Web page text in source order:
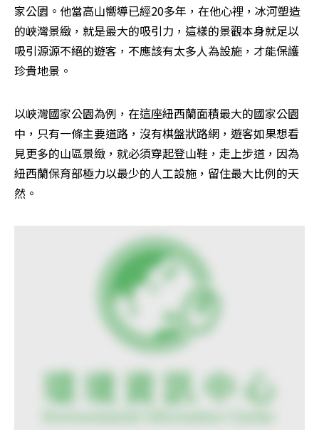
家公園。他當高山嚮導已經20多年，在他心裡，冰河塑造
的峽灣景緻，就是最大的吸引力，這樣的景觀本身就足以
吸引源源不絕的遊客，不應該有太多人為設施，才能保護
珍貴地景。
以峽灣國家公園為例，在這座紐西蘭面積最大的國家公園
中，只有一條主要道路，沒有棋盤狀路網，遊客如果想看
見更多的山區景緻，就必須穿起登山鞋，走上步道，因為
紐西蘭保育部極力以最少的人工設施，留住最大比例的天
然。